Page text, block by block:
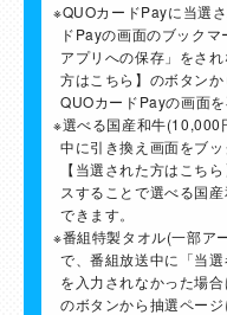
※QUOカードPayに当選
ドPayの画面のブック
アプリへの保存」をさ
方はこちら】のボタン
QUOカードPayの画面
※選べる国産和牛(10,000
中に引き換え画面をブ
【当選された方はこち
スすることで選べる国
できます。
※番組特製タオル(一部ア
で、番組放送中に「当
を入力されなかった場
のボタンから抽選ペー